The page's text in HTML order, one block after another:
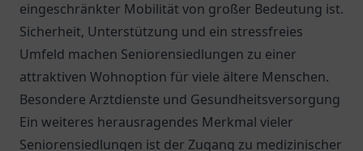
eingeschränkter Mobilität von großer Bedeutung ist.
Sicherheit, Unterstützung und ein stressfreies
Umfeld machen Seniorensiedlungen zu einer
attraktiven Wohnoption für viele ältere Menschen.
Besondere Arztdienste und Gesundheitsversorgung
Ein weiteres herausragendes Merkmal vieler
Seniorensiedlungen ist der Zugang zu medizinischer